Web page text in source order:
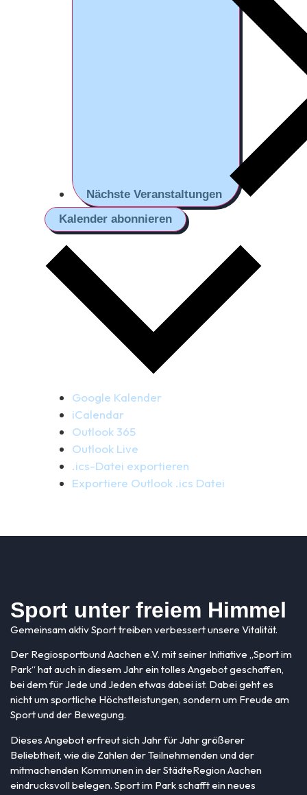
Nächste Veranstaltungen
Kalender abonnieren
Google Kalender
iCalendar
Outlook 365
Outlook Live
.ics-Datei exportieren
Exportiere Outlook .ics Datei
Sport unter freiem Himmel
Gemeinsam aktiv Sport treiben verbessert unsere Vitalität.
Der Regiosportbund Aachen e.V. mit seiner Initiative „Sport im
Park“ hat auch in diesem Jahr ein tolles Angebot geschaffen,
bei dem für Jede und Jeden etwas dabei ist. Dabei geht es
nicht um sportliche Höchstleistungen, sondern um Freude am
Sport und der Bewegung.
Dieses Angebot erfreut sich Jahr für Jahr größerer
Beliebtheit, wie die Zahlen der Teilnehmenden und der
mitmachenden Kommunen in der StädteRegion Aachen
eindrucksvoll belegen. Sport im Parkschafft ein neues